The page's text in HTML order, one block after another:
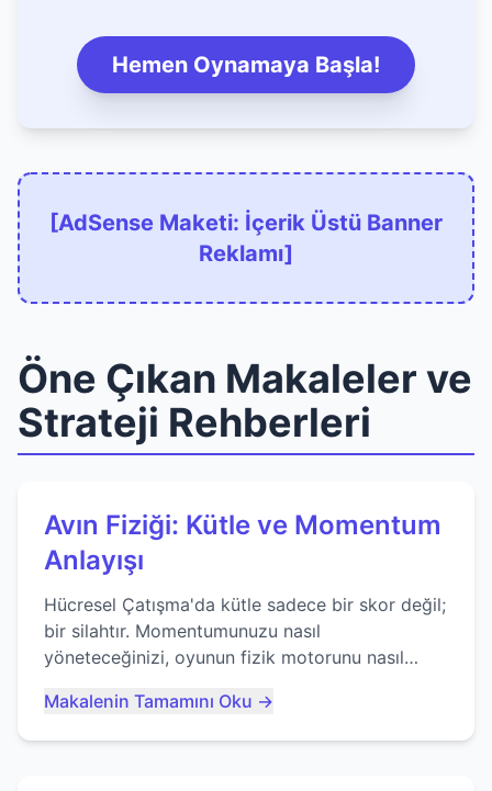
Hemen Oynamaya Başla!
[AdSense Maketi: İçerik Üstü Banner
Reklamı]
Öne Çıkan Makaleler ve
Strateji Rehberleri
Avın Fiziği: Kütle ve Momentum
Anlayışı
Hücresel Çatışma'da kütle sadece bir skor değil;
bir silahtır. Momentumunuzu nasıl
yöneteceğinizi, oyunun fizik motorunu nasıl
ustalaşacağınızı öğrenin...
Makalenin Tamamını Oku →